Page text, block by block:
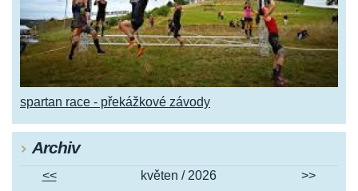
spartan race - překážkové závody
Archiv
<< květen / 2026 >>